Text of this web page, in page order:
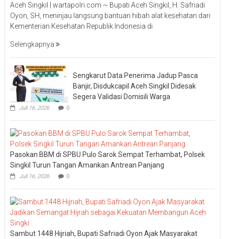
Aceh Singkil | wartapolri.com ~ Bupati Aceh Singkil, H. Safriadi
Oyon, SH, meninjau langsung bantuan hibah alat kesehatan dari
Kementerian Kesehatan Republik Indonesia di
Selengkapnya
Sengkarut Data Penerima Jadup Pasca
Banjir, Disdukcapil Aceh Singkil Didesak
Segera Validasi Domisili Warga
Juli 16, 2026 0
Pasokan BBM di SPBU Pulo Sarok Sempat Terhambat, Polsek
Singkil Turun Tangan Amankan Antrean Panjang
Juli 16, 2026 0
Sambut 1448 Hijriah, Bupati Safriadi Oyon Ajak Masyarakat